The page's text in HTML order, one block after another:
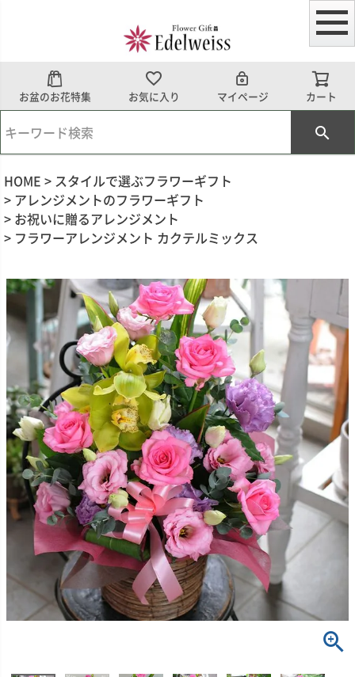
お盆のお花特集 お気に入り マイページ カート
HOME
スタイルで選ぶフラワーギフト
アレンジメントのフラワーギフト
お祝いに贈るアレンジメント
フラワーアレンジメント カクテルミックス